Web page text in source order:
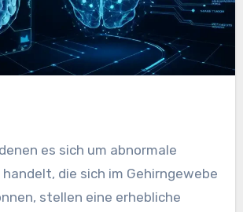
die sich im Gehirngewebe
stellen eine erhebliche